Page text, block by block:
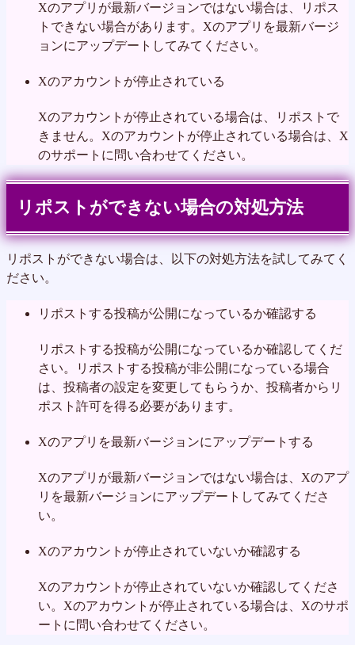
Xのアプリが最新バージョンではない場合は、リポス
トできない場合があります。Xのアプリを最新バージ
ョンにアップデートしてみてください。
Xのアカウントが停止されている
Xのアカウントが停止されている場合は、リポストで
きません。Xのアカウントが停止されている場合は、X
のサポートに問い合わせてください。
リポストができない場合の対処方法
リポストができない場合は、以下の対処方法を試してみてく
ださい。
リポストする投稿が公開になっているか確認する
リポストする投稿が公開になっているか確認してくだ
さい。リポストする投稿が非公開になっている場合
は、投稿者の設定を変更してもらうか、投稿者からリ
ポスト許可を得る必要があります。
Xのアプリを最新バージョンにアップデートする
Xのアプリが最新バージョンではない場合は、Xのアプ
リを最新バージョンにアップデートしてみてくださ
い。
Xのアカウントが停止されていないか確認する
Xのアカウントが停止されていないか確認してくださ
い。Xのアカウントが停止されている場合は、Xのサポ
ートに問い合わせてください。